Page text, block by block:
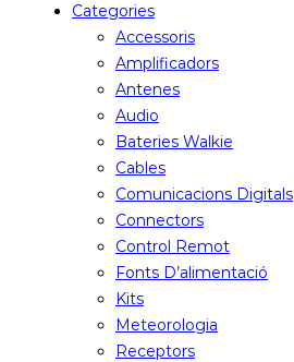
Categories
Accessoris
Amplificadors
Antenes
Audio
Bateries Walkie
Cables
Comunicacions Digitals
Connectors
Control Remot
Fonts D’alimentació
Kits
Meteorologia
Receptors